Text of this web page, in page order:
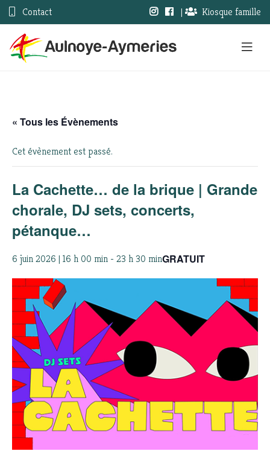
Contact | Kiosque famille
« Tous les Évènements
Cet évènement est passé.
La Cachette… de la brique | Grande
chorale, DJ sets, concerts,
pétanque…
6 juin 2026 | 16 h 00 min - 23 h 30 minGRATUIT